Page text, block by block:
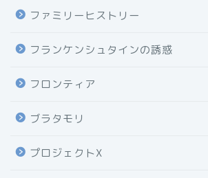
ファミリーヒストリー
フランケンシュタインの誘惑
フロンティア
ブラタモリ
プロジェクトX